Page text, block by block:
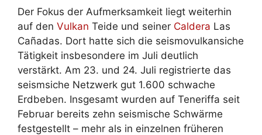
Der Fokus der Aufmerksamkeit liegt weiterhin
auf den Vulkan Teide und seiner Caldera Las
Cañadas. Dort hatte sich die seismovulkansiche
Tätigkeit insbesondere im Juli deutlich
verstärkt. Am 23. und 24. Juli registrierte das
seismsiche Netzwerk gut 1.600 schwache
Erdbeben. Insgesamt wurden auf Teneriffa seit
Februar bereits zehn seismische Schwärme
festgestellt – mehr als in einzelnen früheren